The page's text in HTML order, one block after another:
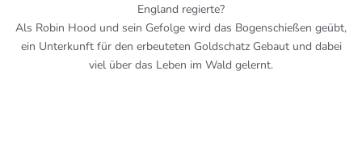
England regierte?
Als Robin Hood und sein Gefolge wird das Bogenschießen geübt,
ein Unterkunft für den erbeuteten Goldschatz Gebaut und dabei
viel über das Leben im Wald gelernt.